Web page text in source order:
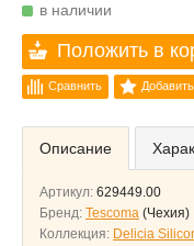
в наличии
Положить в
Сравнить
Описание
Артикул: 629449.00
Бренд: Tescoma (Чехия)
Коллекция: Delicia